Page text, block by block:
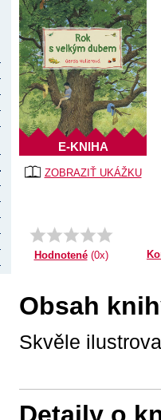
ZOBRAZIŤ UKÁŽKU
E-KNIHA
Hodnotené(0x)
Obsah
Skvěle